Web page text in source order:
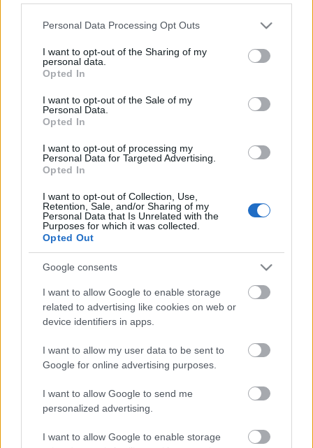
Please note that this website/app uses one or more Google
not limited to your visit or usage behaviour. You may click to
grant or deny consent to Google and its third-party tags to
use your data for below specified purposes in below Google
consent section.
Personal Data Processing Opt Outs
I want to opt-out of the Sharing of my
personal data.
Opted In
I want to opt-out of the Sale of my
Personal Data.
Opted In
I want to opt-out of processing my
Personal Data for Targeted Advertising.
Opted In
I want to opt-out of Collection, Use,
Retention, Sale, and/or Sharing of my
Personal Data that Is Unrelated with the
Purposes for which it was collected.
Opted Out
Google consents
I want to allow Google to enable storage
related to advertising like cookies on web or
device identifiers in apps.
I want to allow my user data to be sent to
Google for online advertising purposes.
I want to allow Google to send me
personalized advertising.
I want to allow Google to enable storage
Media Center
Δελτία Τύπου
Φωτογραφικό Υλικό
Λογότυπα
Περιβάλλον
Έρευνες
Διαγωνισμός
Ένας σύγχρονος Κώδικας Ζωής
Εκδότης:Efremidis Konstantinos
26 Οκτ 2017
Σε μια εποχή αμφισβήτησης πολλών σταθερών και
αρχών ένα παγκόσμιο κίνημα που έχει περάσει τον